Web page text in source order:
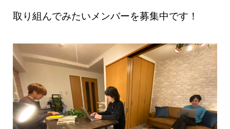
取り組んでみたいメンバーを募集中です！